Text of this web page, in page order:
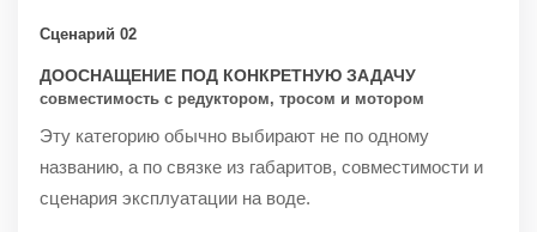
Сценарий 02
ДООСНАЩЕНИЕ ПОД КОНКРЕТНУЮ ЗАДАЧУ
совместимость с редуктором, тросом и мотором
Эту категорию обычно выбирают не по одному
названию, а по связке из габаритов, совместимости и
сценария эксплуатации на воде.